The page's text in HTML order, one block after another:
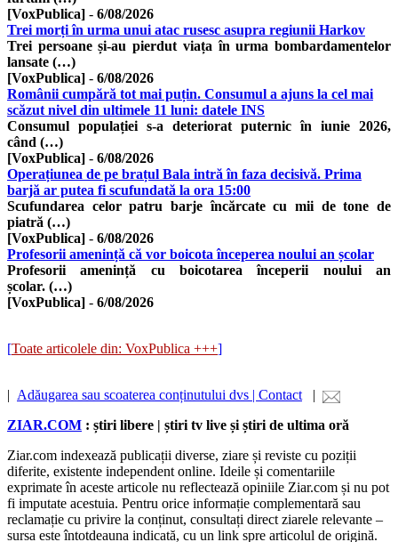
[VoxPublica] - 6/08/2026
Trei morți în urma unui atac rusesc asupra regiunii Harkov
Trei persoane și-au pierdut viața în urma bombardamentelor
lansate (…)
[VoxPublica] - 6/08/2026
Românii cumpără tot mai puțin. Consumul a ajuns la cel mai
scăzut nivel din ultimele 11 luni: datele INS
Consumul populației s-a deteriorat puternic în iunie 2026,
când (…)
[VoxPublica] - 6/08/2026
Operațiunea de pe brațul Bala intră în faza decisivă. Prima
barjă ar putea fi scufundată la ora 15:00
Scufundarea celor patru barje încărcate cu mii de tone de
piatră (…)
[VoxPublica] - 6/08/2026
Profesorii amenință că vor boicota începerea noului an școlar
Profesorii amenință cu boicotarea începerii noului an
școlar. (…)
[VoxPublica] - 6/08/2026
[Toate articolele din: VoxPublica +++]
| Adăugarea sau scoaterea conținutului dvs | Contact |
ZIAR.COM : știri libere | știri tv live și știri de ultima oră
Ziar.com indexează publicații diverse, ziare și reviste cu poziții
diferite, existente independent online. Ideile și comentariile
exprimate în aceste articole nu reflectează opiniile Ziar.com și nu pot
fi imputate acestuia. Pentru orice informație complementară sau
reclamație cu privire la conținut, consultați direct ziarele relevante –
sursa este întotdeauna indicată, cu un link spre articolul de origină.